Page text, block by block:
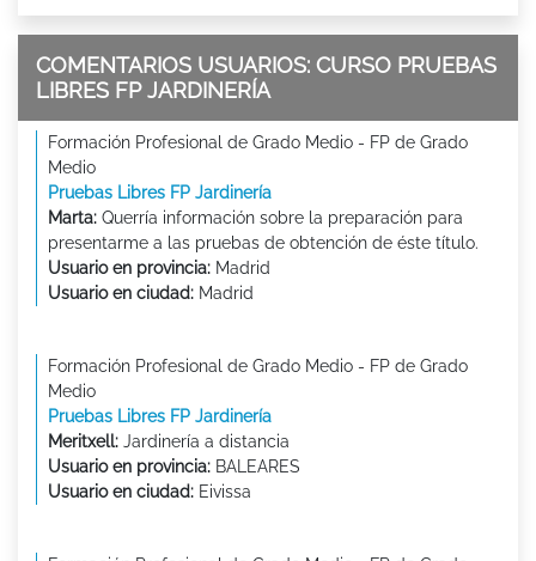
COMENTARIOS USUARIOS: CURSO PRUEBAS
LIBRES FP JARDINERÍA
Formación Profesional de Grado Medio - FP de Grado
Medio
Pruebas Libres FP Jardinería
Marta: Querría información sobre la preparación para
presentarme a las pruebas de obtención de éste título.
Usuario en provincia: Madrid
Usuario en ciudad: Madrid
Formación Profesional de Grado Medio - FP de Grado
Medio
Pruebas Libres FP Jardinería
Meritxell: Jardinería a distancia
Usuario en provincia: BALEARES
Usuario en ciudad: Eivissa